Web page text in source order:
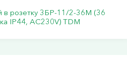
в розетку 3БР-11/2-36М (36
IP44, АС230V) TDM